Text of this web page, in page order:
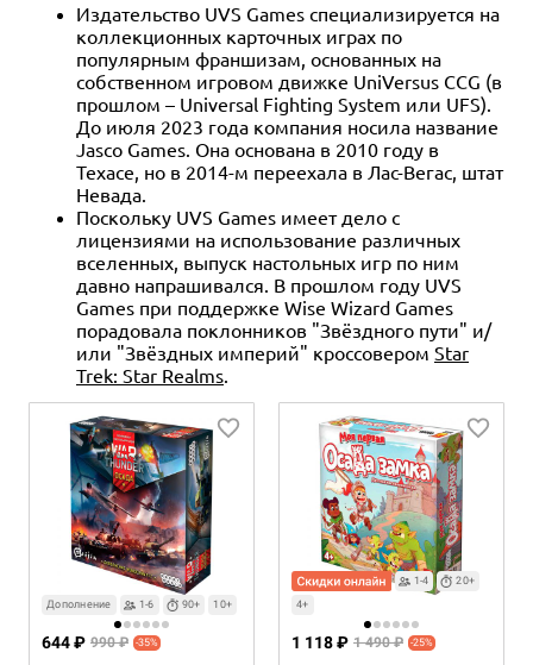
Издательство UVS Games специализируется на
коллекционных карточных играх по
популярным франшизам, основанных на
собственном игровом движке UniVersus CCG (в
прошлом – Universal Fighting System или UFS).
До июля 2023 года компания носила название
Jasco Games. Она основана в 2010 году в
Техасе, но в 2014-м переехала в Лас-Вегас, штат
Невада.
Поскольку UVS Games имеет дело с
лицензиями на использование различных
вселенных, выпуск настольных игр по ним
давно напрашивался. В прошлом году UVS
Games при поддержке Wise Wizard Games
порадовала поклонников "Звёздного пути" и/
или "Звёздных империй" кроссовером Star
Trek: Star Realms.
Дополнение 1-6 90+ 10+
644 ₽ 990 ₽ -35%
1-4
20+
4+
1 118 ₽ 1 490 ₽ -25%